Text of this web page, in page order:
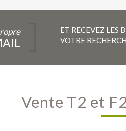
ET RECEVEZ LES
VOTRE
Vente T2 et